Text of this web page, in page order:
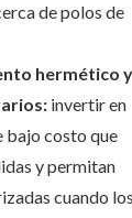
de polos de
hermético y
invertir en
bajo costo que
y permitan
cuando los